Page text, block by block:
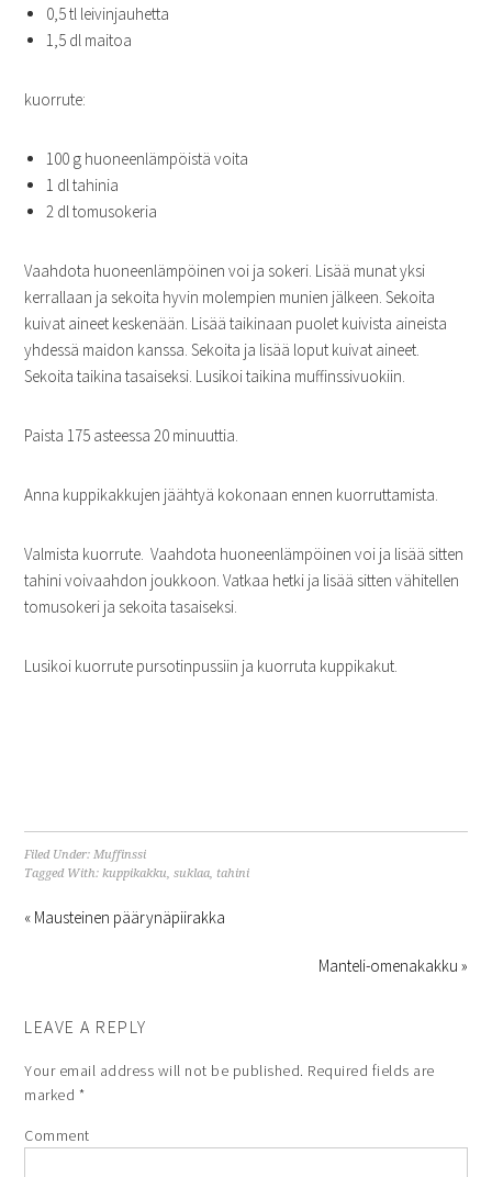
0,5 tl leivinjauhetta
1,5 dl maitoa
kuorrute:
100 g huoneenlämpöistä voita
1 dl tahinia
2 dl tomusokeria
Vaahdota huoneenlämpöinen voi ja sokeri. Lisää munat yksi
kerrallaan ja sekoita hyvin molempien munien jälkeen. Sekoita
kuivat aineet keskenään. Lisää taikinaan puolet kuivista aineista
yhdessä maidon kanssa. Sekoita ja lisää loput kuivat aineet.
Sekoita taikina tasaiseksi. Lusikoi taikina muffinssivuokiin.
Paista 175 asteessa 20 minuuttia.
Anna kuppikakkujen jäähtyä kokonaan ennen kuorruttamista.
Valmista kuorrute. Vaahdota huoneenlämpöinen voi ja lisää sitten
tahini voivaahdon joukkoon. Vatkaa hetki ja lisää sitten vähitellen
tomusokeri ja sekoita tasaiseksi.
Lusikoi kuorrute pursotinpussiin ja kuorruta kuppikakut.
Filed Under:Muffinssi
Tagged With:kuppikakku,suklaa, tahini
« Mausteinen päärynäpiirakka
Manteli-omenakakku »
LEAVE A REPLY
Your email address will not be published. Required fields are
marked *
Comment